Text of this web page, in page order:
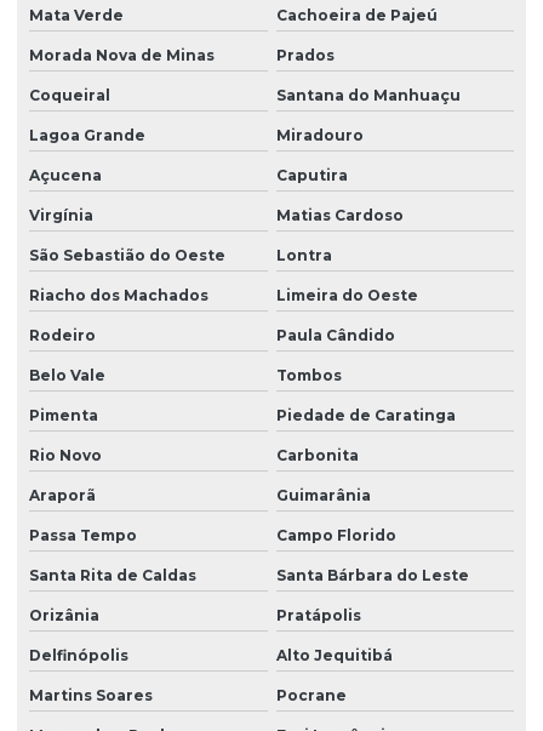
Mata Verde Cachoeira de Pajeú
Morada Nova de Minas Prados
Coqueiral Santana do Manhuaçu
Lagoa Grande Miradouro
Açucena Caputira
Virgínia Matias Cardoso
São Sebastião do Oeste Lontra
Riacho dos Machados Limeira do Oeste
Rodeiro Paula Cândido
Belo Vale Tombos
Pimenta Piedade de Caratinga
Rio Novo Carbonita
Araporã Guimarânia
Passa Tempo Campo Florido
Santa Rita de Caldas Santa Bárbara do Leste
Orizânia Pratápolis
Delfinópolis Alto Jequitibá
Martins Soares Pocrane